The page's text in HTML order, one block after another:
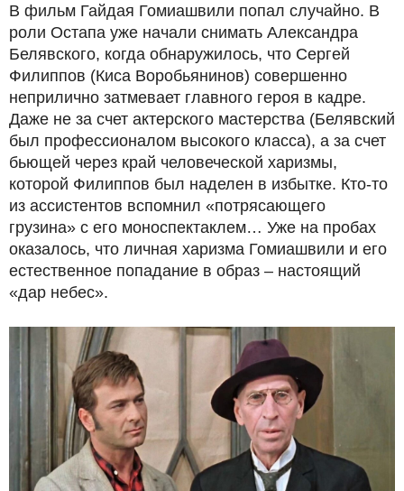
В фильм Гайдая Гомиашвили попал случайно. В
роли Остапа уже начали снимать Александра
Белявского, когда обнаружилось, что Сергей
Филиппов (Киса Воробьянинов) совершенно
неприлично затмевает главного героя в кадре.
Даже не за счет актерского мастерства (Белявский
был профессионалом высокого класса), а за счет
бьющей через край человеческой харизмы,
которой Филиппов был наделен в избытке. Кто-то
из ассистентов вспомнил «потрясающего
грузина» с его моноспектаклем… Уже на пробах
оказалось, что личная харизма Гомиашвили и его
естественное попадание в образ – настоящий
«дар небес».